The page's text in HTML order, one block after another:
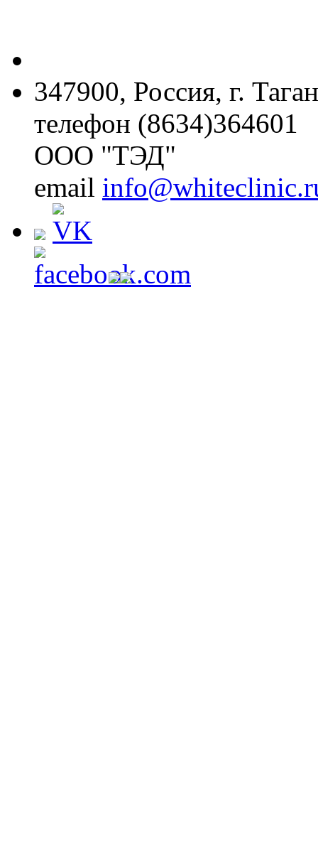
347900, Россия, г.
телефон (8634)364601
ООО "ТЭД"
email